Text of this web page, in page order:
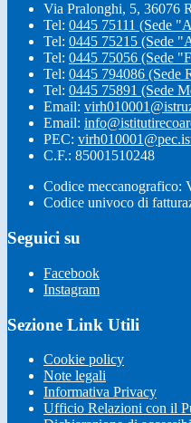
Via Pralonghi, 5, 36076
Tel: 0445 75111 (Sede
Tel: 0445 75215 (Sede
Tel: 0445 75056 (Sede
Tel: 0445 794086 (Sede
Tel: 0445 75891 (Sede
Email:
Email:
PEC:
C.F.: 85001510248
Codice meccanografico:
Codice univoco di
Seguici su
Facebook
Instagram
Sezione Link Utili
Cookie policy
Note legali
Informativa Privacy
Ufficio Relazioni con il